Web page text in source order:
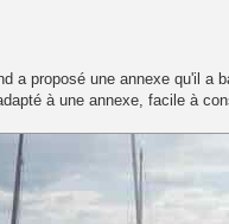
a proposé une annexe qu'il a
à une annexe, facile à